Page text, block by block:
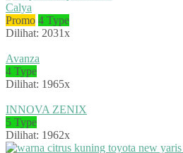
Calya
Promo 4 Type
Dilihat: 2031x
Avanza
4 Type
Dilihat: 1965x
INNOVA ZENIX
5 Type
Dilihat: 1962x